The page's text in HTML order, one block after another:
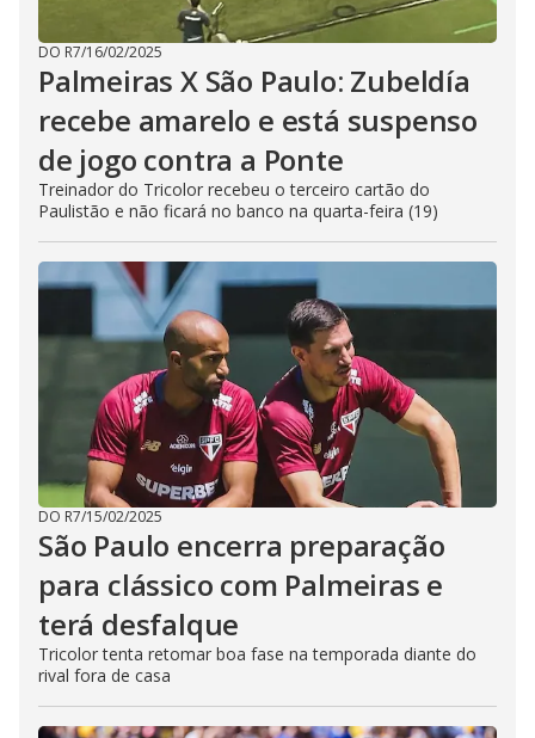
DO R7/16/02/2025
Palmeiras X São Paulo: Zubeldía
recebe amarelo e está suspenso
de jogo contra a Ponte
Treinador do Tricolor recebeu o terceiro cartão do
Paulistão e não ficará no banco na quarta-feira (19)
DO R7/15/02/2025
São Paulo encerra preparação
para clássico com Palmeiras e
terá desfalque
Tricolor tenta retomar boa fase na temporada diante do
rival fora de casa